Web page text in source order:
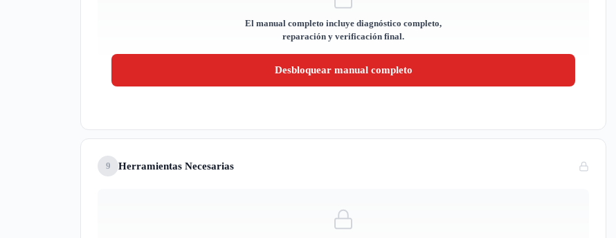
El manual completo incluye diagnóstico completo,
reparación y verificación final.
Desbloquear manual completo
9 Herramientas Necesarias